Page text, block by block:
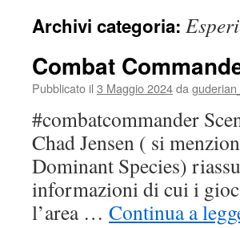
Archivi categoria:
Combat
Pubblicato il 3 Maggio 2024da
#combatcommander
Chad Jensen ( si
Dominant Species)
informazioni di cui i
l’area … Continua a